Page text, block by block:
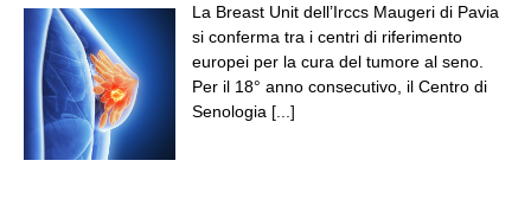
La Breast Unit dell’Irccs Maugeri di Pavia
si conferma tra i centri di riferimento
europei per la cura del tumore al seno.
Per il 18° anno consecutivo, il Centro di
Senologia [...]